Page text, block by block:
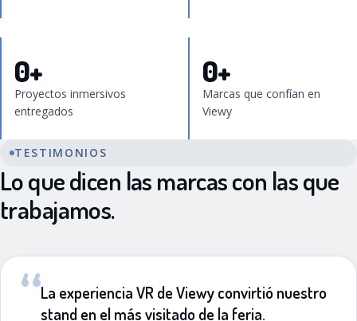
0+
Proyectos inmersivos
entregados
0+
Marcas que confían en
Viewy
TESTIMONIOS
Lo que dicen las marcas con las que
trabajamos.
“La experiencia VR de Viewy convirtió nuestro
stand en el más visitado de la feria.